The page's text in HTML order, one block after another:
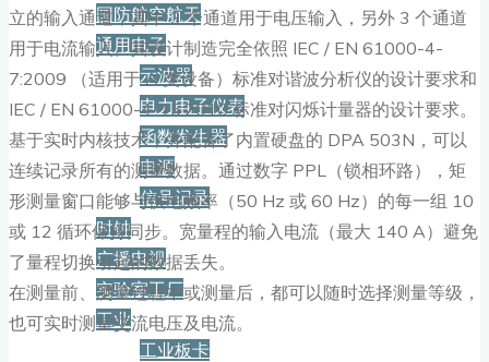
国防航空航天
通用电子
示波器
电力电子仪表
函数发生器
电源
信号记录
时钟
广播电视
实验室工厂
工业
工业板卡
立的输入通道，其中 3 个通道用于电压输入，另外 3 个通道
用于电流输入。其设计制造完全依照 IEC / EN 61000-4-
7:2009 （适用于 A 类设备）标准对谐波分析仪的设计要求和
IEC / EN 61000-4-15:2010 标准对闪烁计量器的设计要求。
基于实时内核技术，并配备了内置硬盘的 DPA 503N，可以
连续记录所有的测量数据。通过数字 PPL（锁相环路），矩
形测量窗口能够与供电频率（50 Hz 或 60 Hz）的每一组 10
或 12 循环保持同步。宽量程的输入电流（最大 140 A）避免
了量程切换引起的数据丢失。
在测量前、测量过程中或测量后，都可以随时选择测量等级，
也可实时测量交流电压及电流。